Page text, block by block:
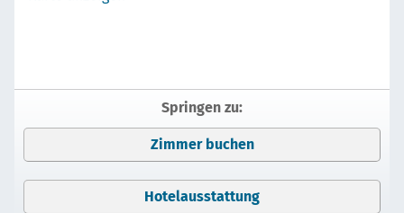
Springen zu:
Zimmer buchen
Hotelausstattung